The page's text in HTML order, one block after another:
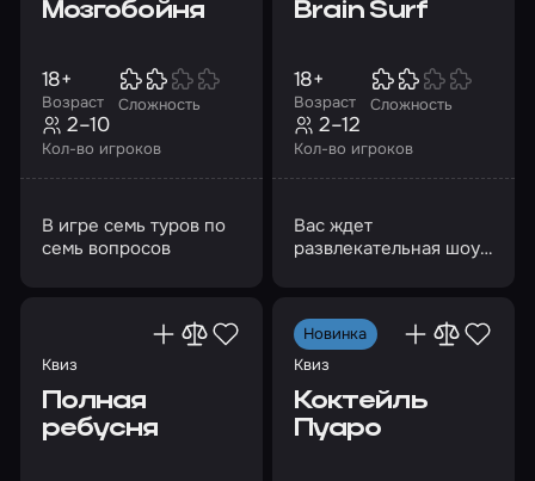
Мозгобойня
Возраст
18+
Сложность
Кол-во игроков
2–10
В игре семь туров по
семь вопросов
Brain Surf
Возраст
18+
Сложность
Кол-во игроков
2–12
Вас ждет
развлекательная шоу-
Квиз
Полная
ребусня
Новинка
Квиз
Коктейль
Пуаро